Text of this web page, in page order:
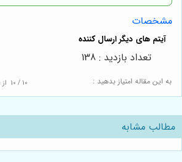
مشخصات
به این مقاله امتیاز بدهید : 10 / 10 از
تعداد بازدید : 138
مطالب مشابه